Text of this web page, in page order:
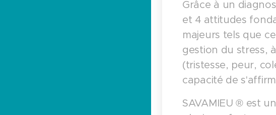
Grâce à un
et 4 attitudes
majeurs tels que
gestion du stress,
(tristesse, peur,
capacité de
SAVAMIEU ® est